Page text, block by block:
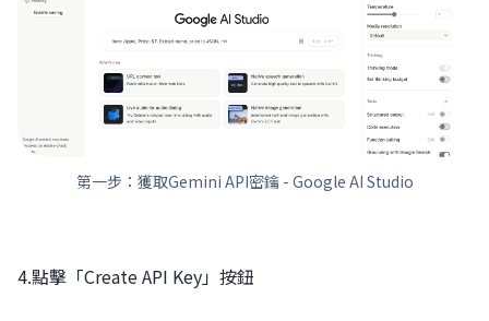
第一步：獲取Gemini API密鑰 - Google AI Studio
4.點擊「Create API Key」按鈕